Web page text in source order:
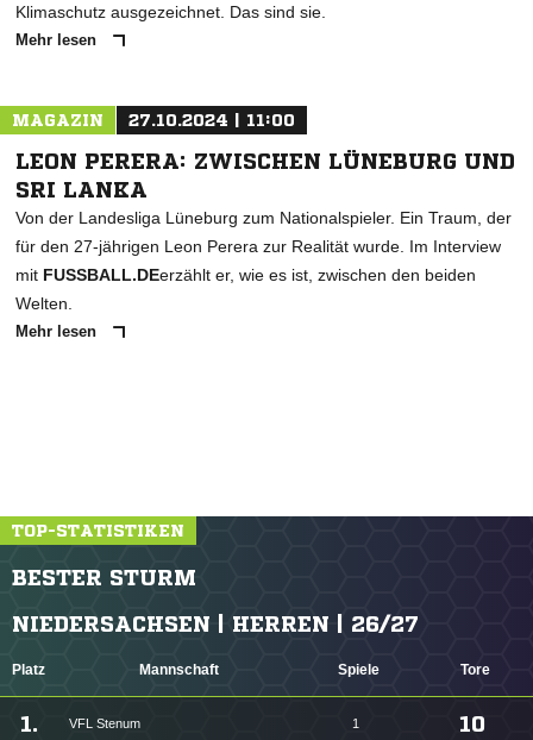
Klimaschutz ausgezeichnet. Das sind sie.
Mehr lesen
MAGAZIN 27.10.2024 | 11:00
LEON PERERA: ZWISCHEN LÜNEBURG UND
SRI LANKA
Von der Landesliga Lüneburg zum Nationalspieler. Ein Traum, der
für den 27-jährigen Leon Perera zur Realität wurde. Im Interview
mit FUSSBALL.DEerzählt er, wie es ist, zwischen den beiden
Welten.
Mehr lesen
TOP-STATISTIKEN
BESTER STURM
NIEDERSACHSEN | HERREN | 26/27
Platz Mannschaft Spiele Tore
1. VFL Stenum 1 10